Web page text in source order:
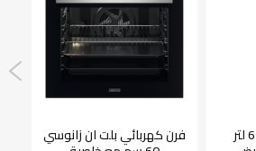
سخان غاز زانوسي 6 لتر فرن كهربائي بلت ان زانوسي